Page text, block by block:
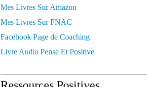
Mes Livres Sur Amazon
Mes Livres Sur FNAC
Facebook Page de Coaching
Livre Audio Pense Et Positive